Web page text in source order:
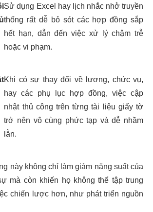
Sử dụng Excel hay lịch nhắc nhở truyền
thống rất dễ bỏ sót các hợp đồng sắp
hết hạn, dẫn đến việc xử lý chậm trễ
hoặc vi phạm.
Khi có sự thay đổi về lương, chức vụ,
hay các phụ lục hợp đồng, việc cập
nhật thủ công trên từng tài liệu giấy tờ
trở nên vô cùng phức tạp và dễ nhầm
lẫn.
này không chỉ làm giảm năng suất của
mà còn khiến họ không thể tập trung
chiến lược hơn, như phát triển nguồn